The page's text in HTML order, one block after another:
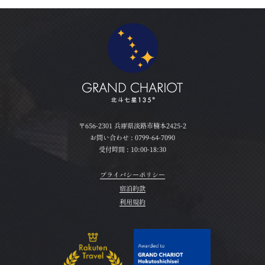
〒656-2301 兵庫県淡路市楠本2425-2
お問い合わせ : 0799-64-7090
受付時間 : 10:00-18:30
プライバシーポリシー
宿泊約款
利用規約